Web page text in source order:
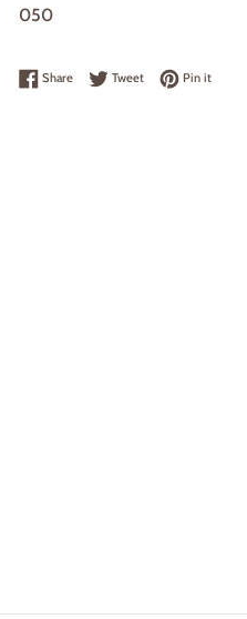
050
ShareShare on Facebook
TweetTweet on Twitter
Pin itPin on